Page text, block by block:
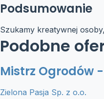
Podsumowanie
Szukamy kreatywnej
Podobne
Mistrz Ogrodów
Zielona Pasja Sp. z o.o.